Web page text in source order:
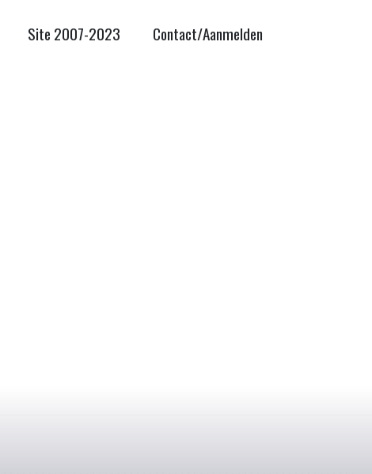
Site 2007-2023 Contact/Aanmelden